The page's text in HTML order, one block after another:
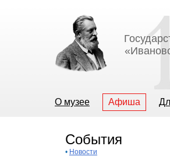
О музее Афиша
События
• Новости